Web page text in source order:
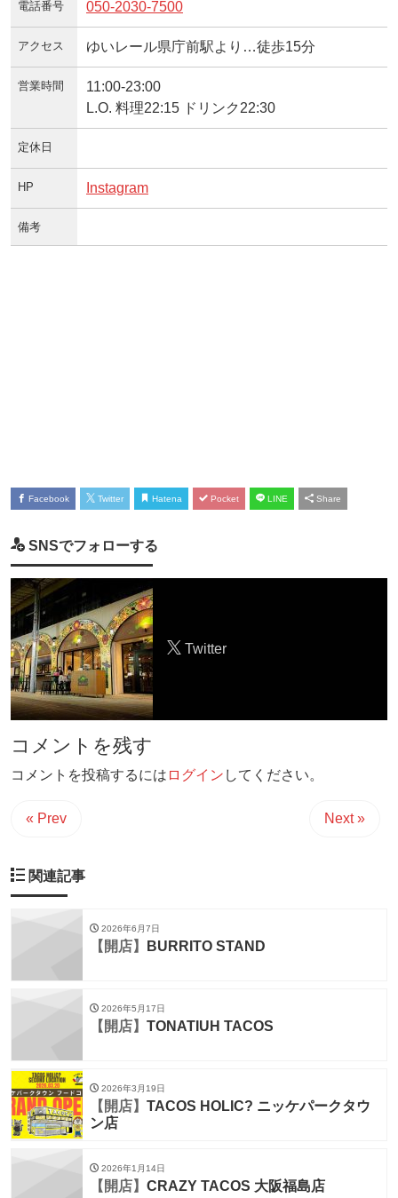
電話番号 050-2030-7500
アクセス ゆいレール県庁前駅より…徒歩15分
営業時間
11:00-23:00
L.O. 料理22:15 ドリンク22:30
定休日
HP Instagram
備考
Facebook Twitter Hatena Pocket LINE Share
SNSでフォローする
Twitter
コメントを残す
コメントを投稿するには ログイン してください。
« Prev Next »
関連記事
2026年6月7日
【開店】 BURRITO STAND
2026年5月17日
【開店】 TONATIUH TACOS
2026年3月19日
【開店】 TACOS HOLIC? ニッケパークタウ
ン店
2026年1月14日
【開店】 CRAZY TACOS 大阪福島店